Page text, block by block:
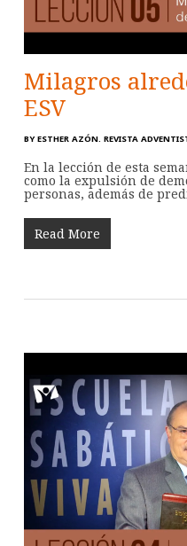
Milagros
ESV
BY ESTHER AZÓN. REVISTA
En la lección de esta
como la expulsión de
personas, además de
Read More